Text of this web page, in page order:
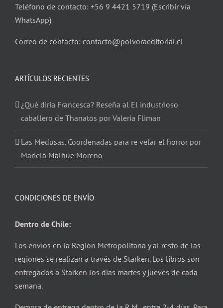
Teléfono de contacto: +56 9 4421 5719 (Escribir vía
WhatsApp)
Correo de contacto: contacto@polvoraeditorial.cl
ARTÍCULOS RECIENTES
¿Qué diría Francesca? Reseña al El industrioso
caballero de Thanatos por Valeria Fliman
Las Medusas. Coordenadas para re velar el horror por
Mariela Malhue Moreno
CONDICIONES DE ENVÍO
Dentro de Chile:
Los envíos en la Región Metropolitana y al resto de las
regiones se realizan a través de Starken. Los libros son
entregados a Starken los días martes y jueves de cada
semana.